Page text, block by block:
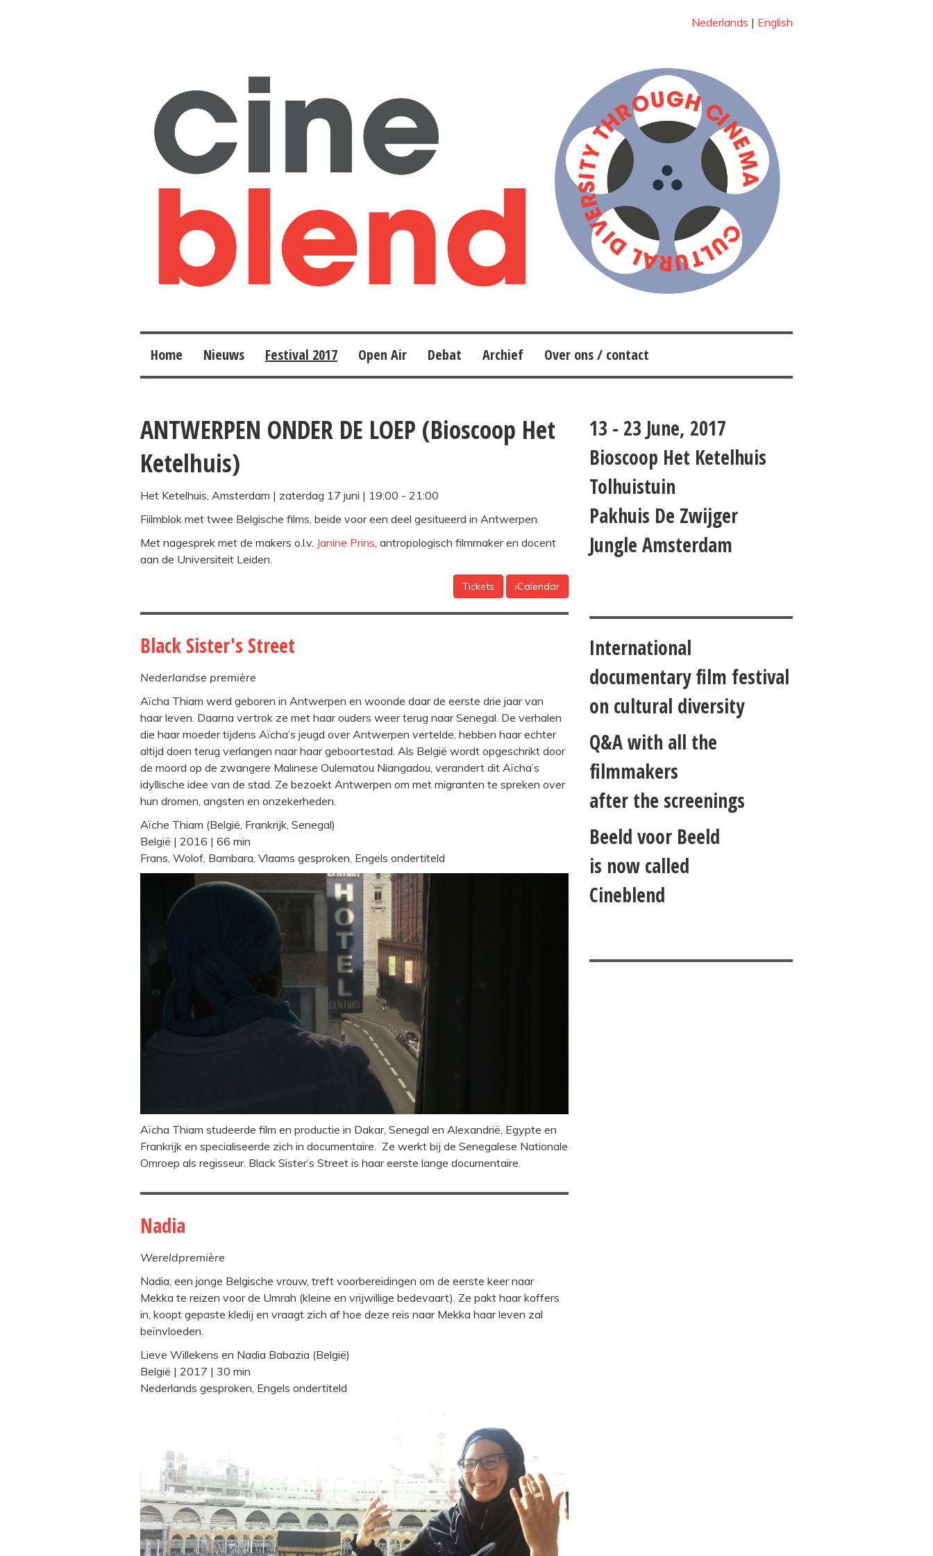
Nederlands | English
Home Nieuws Festival 2017 Open Air Debat Archief Over ons / contact
ANTWERPEN ONDER DE LOEP (Bioscoop Het
Ketelhuis)
Het Ketelhuis, Amsterdam | zaterdag 17 juni | 19:00 - 21:00
Fiilmblok met twee Belgische films, beide voor een deel gesitueerd in Antwerpen.
Met nagesprek met de makers o.l.v. Janine Prins , antropologisch filmmaker en docent
aan de Universiteit Leiden.
Tickets iCalendar
Black Sister's Street
Nederlandse première
Aïcha Thiam werd geboren in Antwerpen en woonde daar de eerste drie jaar van
haar leven. Daarna vertrok ze met haar ouders weer terug naar Senegal. De verhalen
die haar moeder tijdens Aïcha’s jeugd over Antwerpen vertelde, hebben haar echter
altijd doen terug verlangen naar haar geboortestad. Als België wordt opgeschrikt door
de moord op de zwangere Malinese Oulematou Niangadou, verandert dit Aïcha’s
idyllische idee van de stad. Ze bezoekt Antwerpen om met migranten te spreken over
hun dromen, angsten en onzekerheden.
Aïche Thiam (België, Frankrijk, Senegal)
België | 2016 | 66 min
Frans, Wolof, Bambara, Vlaams gesproken, Engels ondertiteld
Aïcha Thiam studeerde film en productie in Dakar, Senegal en Alexandrië, Egypte en
Frankrijk en specialiseerde zich in documentaire. Ze werkt bij de Senegalese Nationale
Omroep als regisseur. Black Sister’s Street is haar eerste lange documentaire.
Nadia
Wereldpremière
Nadia, een jonge Belgische vrouw, treft voorbereidingen om de eerste keer naar
Mekka te reizen voor de Umrah (kleine en vrijwillige bedevaart). Ze pakt haar koffers
in, koopt gepaste kledij en vraagt zich af hoe deze reis naar Mekka haar leven zal
beïnvloeden.
Lieve Willekens en Nadia Babazia (België)
België | 2017 | 30 min
Nederlands gesproken, Engels ondertiteld
13 - 23 June, 2017
Bioscoop Het Ketelhuis
Tolhuistuin
Pakhuis De Zwijger
Jungle Amsterdam
International
documentary film festival
on cultural diversity
Q&A with all the
filmmakers
after the screenings
Beeld voor Beeld
is now called
Cineblend